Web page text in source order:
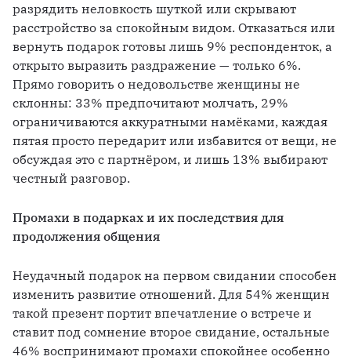
разрядить неловкость шуткой или скрывают
расстройство за спокойным видом. Отказаться или
вернуть подарок готовы лишь 9% респонденток, а
открыто выразить раздражение — только 6%.
Прямо говорить о недовольстве женщины не
склонны: 33% предпочитают молчать, 29%
ограничиваются аккуратными намёками, каждая
пятая просто передарит или избавится от вещи, не
обсуждая это с партнёром, и лишь 13% выбирают
честный разговор.
Промахи в подарках и их последствия для
продолжения общения
Неудачный подарок на первом свидании способен
изменить развитие отношений. Для 54% женщин
такой презент портит впечатление о встрече и
ставит под сомнение второе свидание, остальные
46% воспринимают промахи спокойнее особенно